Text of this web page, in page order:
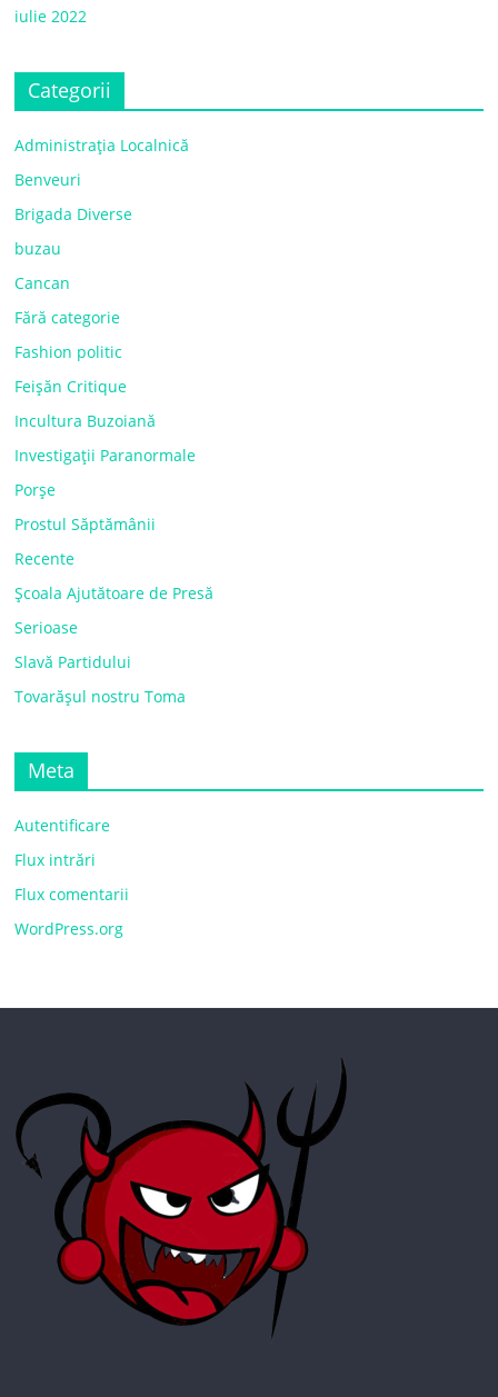
iulie 2022
Categorii
Administrația Localnică
Benveuri
Brigada Diverse
buzau
Cancan
Fără categorie
Fashion politic
Feișăn Critique
Incultura Buzoiană
Investigații Paranormale
Porșe
Prostul Săptămânii
Recente
Școala Ajutătoare de Presă
Serioase
Slavă Partidului
Tovarășul nostru Toma
Meta
Autentificare
Flux intrări
Flux comentarii
WordPress.org